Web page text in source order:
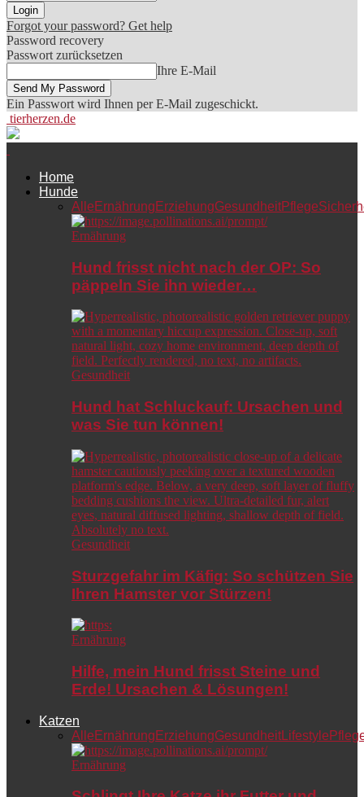
Forgot your password? Get help
Password recovery
Passwort zurücksetzen
Ihre E-Mail
Ein Passwort wird Ihnen per E-Mail zugeschickt.
tierherzen.de
Home
Hunde
Alle Ernährung ErziehungGesundheitPflege
Ernährung
Hund frisst nicht nach der OP: So
päppeln Sie ihn wieder…
Gesundheit
Hund hat Schluckauf: Ursachen und
was Sie tun können!
Gesundheit
Sturzgefahr im Käfig: So schützen Sie
Ihren Hamster vor Stürzen!
Ernährung
Hilfe, mein Hund frisst Steine und
Erde! Ursachen & Lösungen!
Katzen
Alle Ernährung ErziehungGesundheitLifestyle
Ernährung